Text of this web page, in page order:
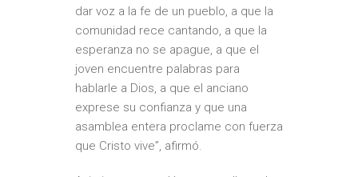
dar voz a la fe de un pueblo, a que la
comunidad rece cantando, a que la
esperanza no se apague, a que el
joven encuentre palabras para
hablarle a Dios, a que el anciano
exprese su confianza y que una
asamblea entera proclame con fuerza
que Cristo vive”, afirmó.